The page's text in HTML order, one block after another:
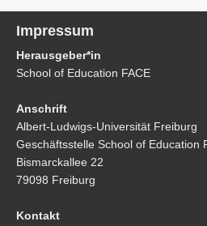
Impressum
Herausgeber*in
School of Education FACE
Anschrift
Albert-Ludwigs-Universität Freiburg
Geschäftsstelle School of Education
Bismarckallee 22
79098 Freiburg
Kontakt